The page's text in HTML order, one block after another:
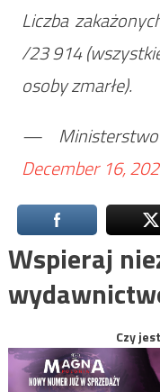
Liczba
/23 914
osoby zmarłe).
— Ministerstwo
December 16,
Wspieraj
Czy